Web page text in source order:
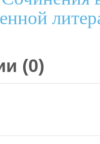
(0)